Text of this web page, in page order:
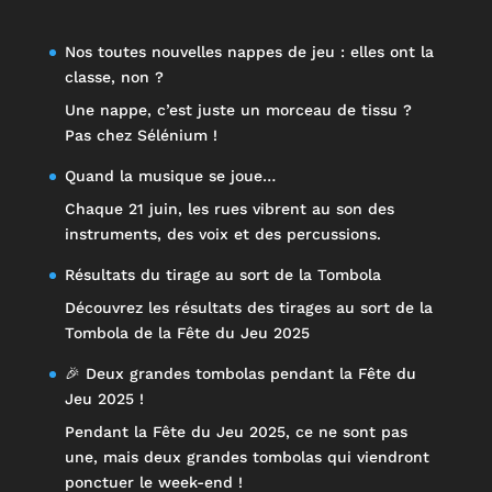
Nos toutes nouvelles nappes de jeu : elles ont la
classe, non ?
Une nappe, c’est juste un morceau de tissu ?
Pas chez Sélénium !
Quand la musique se joue…
Chaque 21 juin, les rues vibrent au son des
instruments, des voix et des percussions.
Résultats du tirage au sort de la Tombola
Découvrez les résultats des tirages au sort de la
Tombola de la Fête du Jeu 2025
🎉 Deux grandes tombolas pendant la Fête du
Jeu 2025 !
Pendant la Fête du Jeu 2025, ce ne sont pas
une, mais deux grandes tombolas qui viendront
ponctuer le week-end !